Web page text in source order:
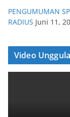
PENGUMUMAN
RADIUS Juni 11,
Video